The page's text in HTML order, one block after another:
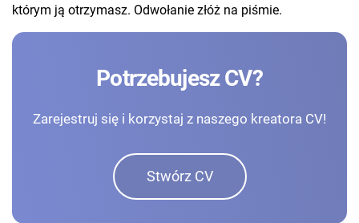
którym ją otrzymasz. Odwołanie złóż na piśmie.
Potrzebujesz CV?
Zarejestruj się i korzystaj z naszego kreatora CV!
Stwórz CV